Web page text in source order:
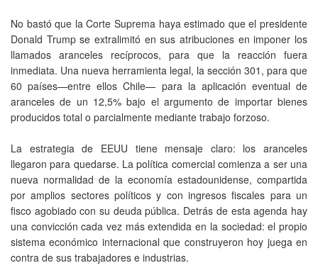
No bastó que la Corte Suprema haya estimado que el presidente
Donald Trump se extralimitó en sus atribuciones en imponer los
llamados aranceles recíprocos, para que la reacción fuera
inmediata. Una nueva herramienta legal, la sección 301, para que
60 países—entre ellos Chile— para la aplicación eventual de
aranceles de un 12,5% bajo el argumento de importar bienes
producidos total o parcialmente mediante trabajo forzoso.
La estrategia de EEUU tiene mensaje claro: los aranceles
llegaron para quedarse. La política comercial comienza a ser una
nueva normalidad de la economía estadounidense, compartida
por amplios sectores políticos y con ingresos fiscales para un
fisco agobiado con su deuda pública. Detrás de esta agenda hay
una convicción cada vez más extendida en la sociedad: el propio
sistema económico internacional que construyeron hoy juega en
contra de sus trabajadores e industrias.